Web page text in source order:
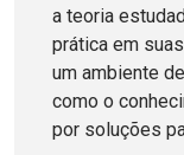
a teoria
prática em
um ambiente
como o
por soluções